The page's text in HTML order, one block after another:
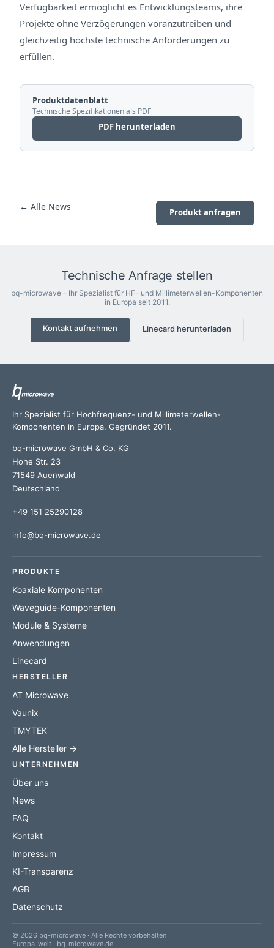
Verfügbarkeit ermöglicht es Entwicklungsteams, ihre
Projekte ohne Verzögerungen voranzutreiben und
gleichzeitig höchste technische Anforderungen zu
erfüllen.
Produktdatenblatt
Technische Spezifikationen als PDF
PDF herunterladen
← Alle News Produkt anfragen
Technische Anfrage stellen
bq-microwave – Ihr Spezialist für HF- und Millimeterwellen-Komponenten
in Europa seit 2011.
Kontakt aufnehmen Linecard herunterladen
Ihr Spezialist für Hochfrequenz- und Millimeterwellen-
Komponenten in Europa. Gegründet 2011.
bq-microwave GmbH & Co. KG
Hohe Str. 23
71549 Auenwald
Deutschland
+49 151 25290128
info@bq-microwave.de
PRODUKTE
Koaxiale Komponenten
Waveguide-Komponenten
Module & Systeme
Anwendungen
Linecard
HERSTELLER
AT Microwave
Vaunix
TMYTEK
Alle Hersteller →
UNTERNEHMEN
Über uns
News
FAQ
Kontakt
Impressum
KI-Transparenz
AGB
Datenschutz
© 2026 bq-microwave · Alle Rechte vorbehalten
Europa-weit · bq-microwave.de